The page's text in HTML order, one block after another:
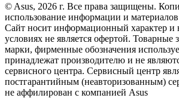
© Asus, 2026 г. Все права защищены.
использование информации и
Сайт носит информационный характер и
условиях не является офертой. Товарные
марки, фирменные обозначения
принадлежат производителю и не
сервисного центра. Сервисный центр
постгарантийным (неавторизованным)
не аффилирован с компанией Asus